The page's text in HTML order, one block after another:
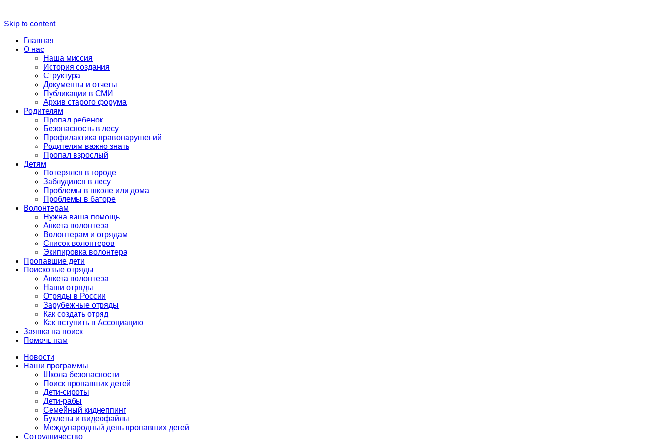
Skip to content
Главная
О нас
Наша миссия
История создания
Структура
Документы и отчеты
Публикации в СМИ
Архив старого форума
Родителям
Пропал ребенок
Безопасность в лесу
Профилактика правонарушений
Родителям важно знать
Пропал взрослый
Детям
Потерялся в городе
Заблудился в лесу
Проблемы в школе или дома
Проблемы в баторе
Волонтерам
Нужна ваша помощь
Анкета волонтера
Волонтерам и отрядам
Список волонтеров
Экипировка волонтера
Пропавшие дети
Поисковые отряды
Анкета волонтера
Наши отряды
Отряды в России
Зарубежные отряды
Как создать отряд
Как вступить в Ассоциацию
Заявка на поиск
Помочь нам
Новости
Наши программы
Школа безопасности
Поиск пропавших детей
Дети-сироты
Дети-рабы
Семейный киднеппинг
Буклеты и видеофайлы
Международный день пропавших детей
Сотрудничество